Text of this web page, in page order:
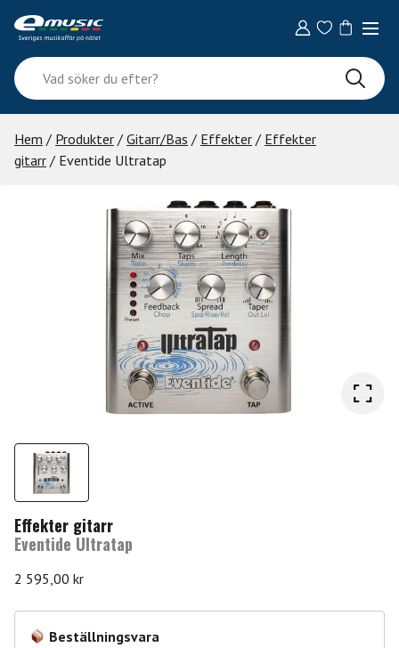
content
Vad
söker
du
efter?
Hem / Produkter / Gitarr/Bas / Effekter / Effekter
gitarr / Eventide Ultratap
Effekter gitarr
Eventide Ultratap
2 595,00 kr
Beställningsvara